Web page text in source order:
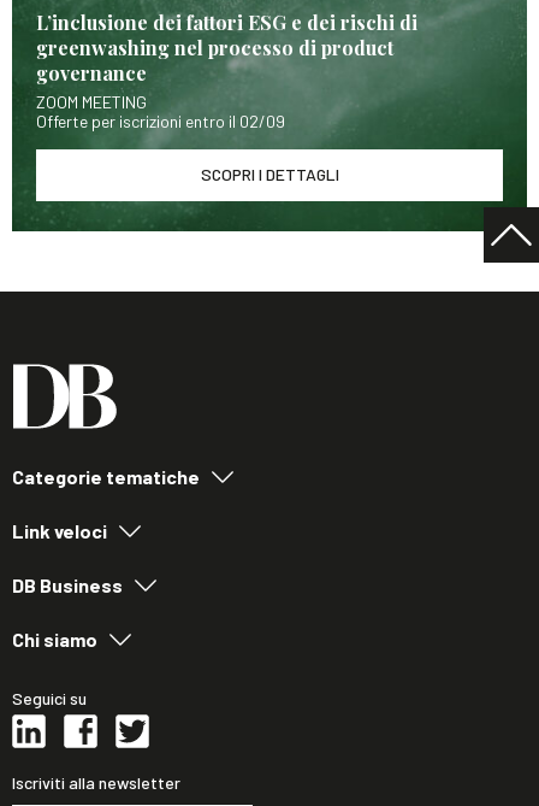
L’inclusione dei fattori ESG e dei rischi di
greenwashing nel processo di product
governance
ZOOM MEETING
Offerte per iscrizioni entro il 02/09
SCOPRI I DETTAGLI
Categorie tematiche
Link veloci
DB Business
Chi siamo
Seguici su
Iscriviti alla newsletter